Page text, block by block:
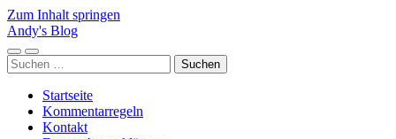
Zum Inhalt springen
Andy's Blog
Mobile-
Menü
Suchfeld
ein-/ausblenden
Suchen
nach:
Startseite
Kommentarregeln
Kontakt